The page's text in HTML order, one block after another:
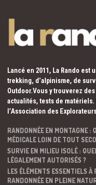
Lancé en 2011, La Rando
trekking, d’alpinisme, de
Outdoor.Vous y trouverez
actualités, tests de matériels.
l’Association des
RANDONNÉE EN MONTAGNE :
MÉDICALE LOIN DE TOUT
SURVIE EN MILIEU ISOLÉ :
LÉGALEMENT AUTORISÉS ?
LES ÉLÉMENTS ESSENTIELS
RANDONNÉE EN PLEINE